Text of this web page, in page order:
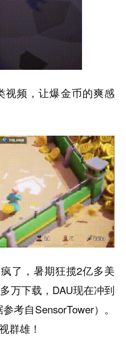
视频，让爆金币的爽感
疯了，暑期狂揽2亿多美
万下载，DAU现在冲到
考自SensorTower）。
群雄！